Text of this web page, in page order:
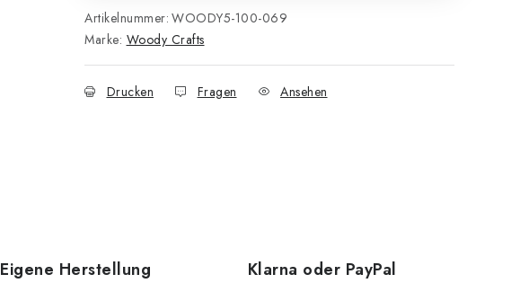
Artikelnummer: WOODY5-100-069
Marke: Woody Crafts
Drucken Fragen Ansehen
Eigene Herstellung Klarna oder PayPal